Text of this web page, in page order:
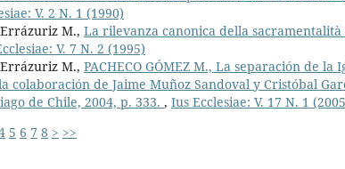
V. 2 N. 1 (1990)
Errázuriz M., La rilevanza canonica della
V. 7 N. 2 (1995)
Errázuriz M., PACHECO GÓMEZ M., La separación de
colaboración de Jaime Muñoz Sandoval y Cristóbal
de Chile, 2004, p. 333. , Ius Ecclesiae: V. 17 N. 1
5 6 7 8 > >>